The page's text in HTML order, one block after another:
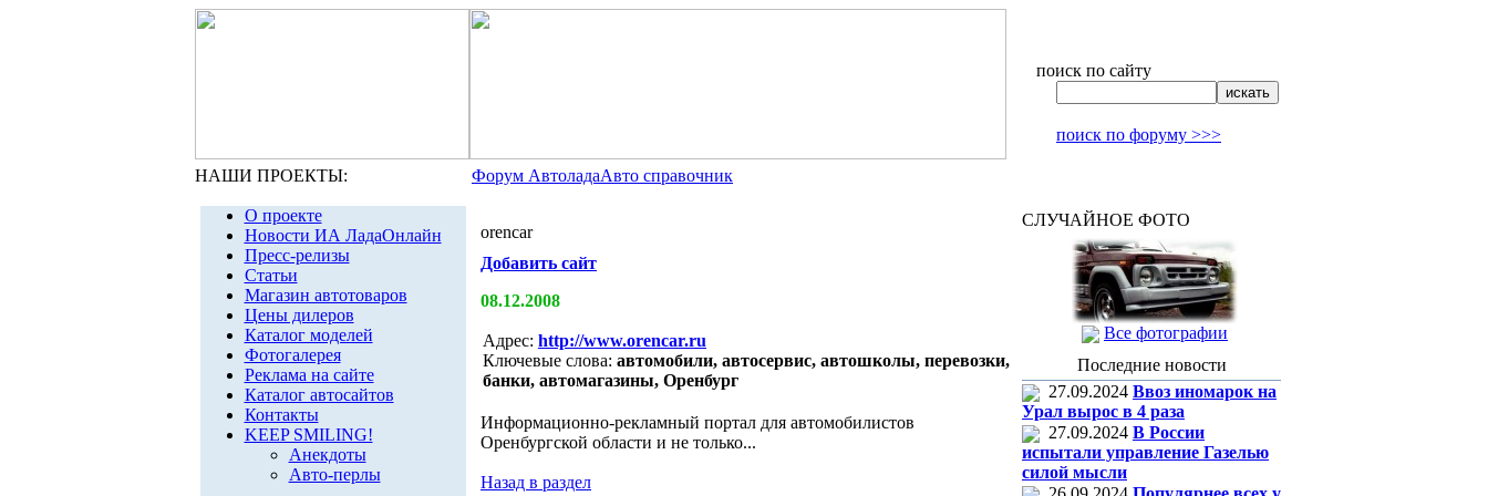
поиск по сайту
поиск по форуму >>>
НАШИ ПРОЕКТЫ: Форум АвтоладаАвто справочник
О проекте
Новости ИА ЛадаОнлайн
Пресс-релизы
Статьи
Магазин автотоваров
Цены дилеров
Каталог моделей
Фотогалерея
Реклама на сайте
Каталог автосайтов
Контакты
KEEP SMILING!
Анекдоты
Авто-перлы
orencar
Добавить сайт
08.12.2008
Адрес: http://www.orencar.ru
Ключевые слова: автомобили, автосервис, автошколы, перевозки,
банки, автомагазины, Оренбург
Информационно-рекламный портал для автомобилистов
Оренбургской области и не только...
Назад в раздел
СЛУЧАЙНОЕ ФОТО
Все фотографии
Последние новости
27.09.2024 Ввоз иномарок на
Урал вырос в 4 раза
27.09.2024 В России
испытали управление Газелью
силой мысли